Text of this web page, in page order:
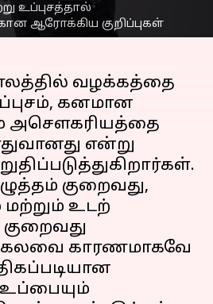
உப்புசத்தால்
ஆரோக்கிய குறிப்புகள்
Oct 26, 2025
வழக்கத்தை
கனமான
அசௌகரியத்தை
என்று
குறைவது,
மற்றும் உடற்
காரணமாகவே